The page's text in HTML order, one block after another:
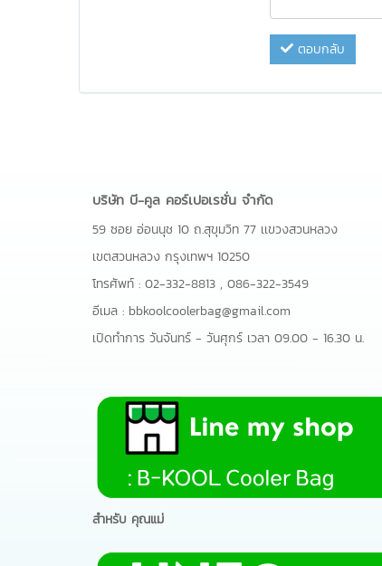
ตอบกลับ
บริษัท บี-คูล คอร์เปอเรชั่น จำกัด
59 ซอย อ่อนนุช 10 ถ.สุขุมวิท 77 เเขวงสวนหลวง
เขตสวนหลวง กรุงเทพฯ 10250
โทรศัพท์ : 02-332-8813 , 086-322-3549
อีเมล : bbkoolcoolerbag@gmail.com
เปิดทำการ วันจันทร์ - วันศุกร์ เวลา 09.00 - 16.30 น.
สำหรับ คุณแม่